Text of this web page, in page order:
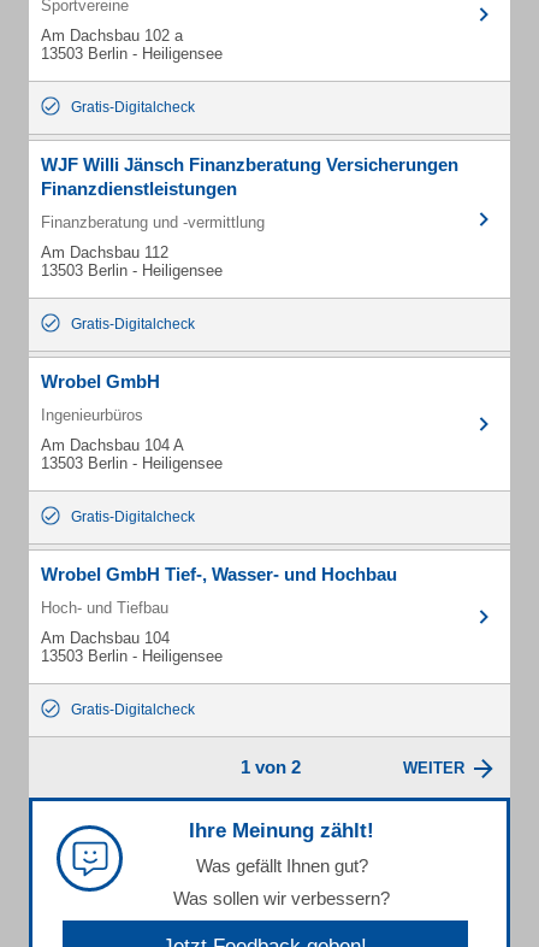
Sportvereine
Am Dachsbau 102 a
13503 Berlin - Heiligensee
Gratis-Digitalcheck
WJF Willi Jänsch Finanzberatung Versicherungen
Finanzdienstleistungen
Finanzberatung und -vermittlung
Am Dachsbau 112
13503 Berlin - Heiligensee
Gratis-Digitalcheck
Wrobel GmbH
Ingenieurbüros
Am Dachsbau 104 A
13503 Berlin - Heiligensee
Gratis-Digitalcheck
Wrobel GmbH Tief-, Wasser- und Hochbau
Hoch- und Tiefbau
Am Dachsbau 104
13503 Berlin - Heiligensee
Gratis-Digitalcheck
1 von 2 WEITER
Ihre Meinung zählt!
Was gefällt Ihnen gut?
Was sollen wir verbessern?